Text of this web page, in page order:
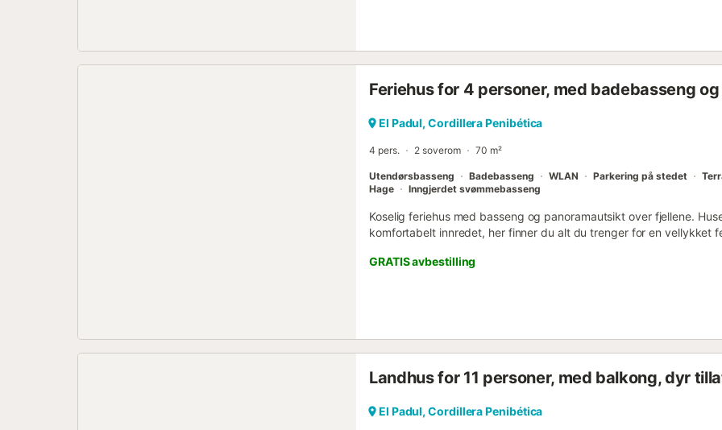
plasser Rio de los Quinientos: stue-kjøkken med frokostbar, peis,
soverom med enkeltseng med innebygd garderobe og bad med
Feriehus for 4 personer, med badebasseng
El Padul, Cordillera Penibética
4 pers. 2 soverom 70 m²
Utendørsbasseng Badebasseng WLAN Parkering på stedet
Hage
Inngjerdet svømmebasseng
Koselig feriehus med basseng og panoramautsikt over fjellene.
komfortabelt innredet, her finner du alt du trenger for en vellykket
peisen. Takket være klimaanlegg er temperaturene her behagelige
de overbygde terrassene med spesialiteter fra grillen og forfrisk
GRATIS avbestilling
Landhus for 11 personer, med balkong, dyr
El Padul, Cordillera Penibética